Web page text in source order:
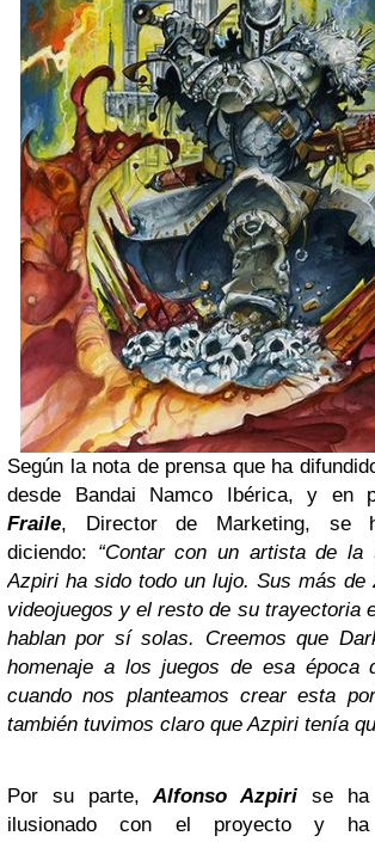
Según la nota de prensa que ha
desde Bandai Namco Ibérica, y en
Fraile, Director de Marketing, se
diciendo: “Contar con un artista de la
Azpiri ha sido todo un lujo. Sus más de
videojuegos y el resto de su trayectoria
hablan por sí solas. Creemos que
homenaje a los juegos de esa época
cuando nos planteamos crear esta
también tuvimos claro que Azpiri tenía
Por su parte,Alfonso Azpiri se ha
ilusionado con el proyecto y